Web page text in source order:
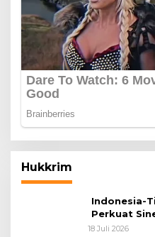
Hukkrim
Indonesia-
Perkuat
Lintas
18 Juli 2026